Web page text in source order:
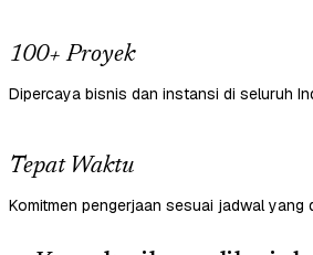
100+ Proyek
Dipercaya bisnis dan instansi di seluruh
Tepat Waktu
Komitmen pengerjaan sesuai jadwal yang